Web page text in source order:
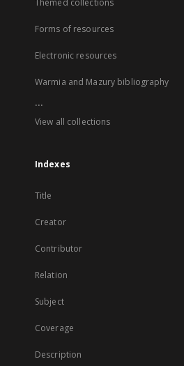
Themed collections
Forms of resources
Electronic resources
Warmia and Mazury bibliography
...
View all collections
Indexes
Title
Creator
Contributor
Relation
Subject
Coverage
Description